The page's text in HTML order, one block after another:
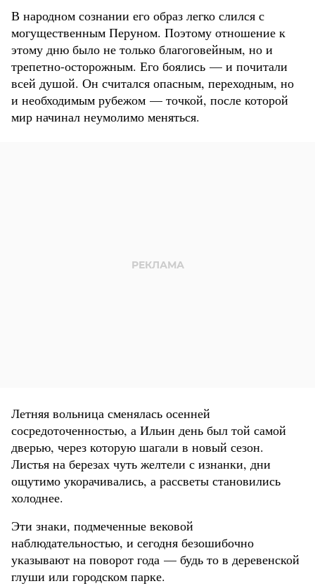
В народном сознании его образ легко слился с
могущественным Перуном. Поэтому отношение к
этому дню было не только благоговейным, но и
трепетно-осторожным. Его боялись — и почитали
всей душой. Он считался опасным, переходным, но
и необходимым рубежом — точкой, после которой
мир начинал неумолимо меняться.
Летняя вольница сменялась осенней
сосредоточенностью, а Ильин день был той самой
дверью, через которую шагали в новый сезон.
Листья на березах чуть желтели с изнанки, дни
ощутимо укорачивались, а рассветы становились
холоднее.
Эти знаки, подмеченные вековой
наблюдательностью, и сегодня безошибочно
указывают на поворот года — будь то в деревенской
глуши или городском парке.